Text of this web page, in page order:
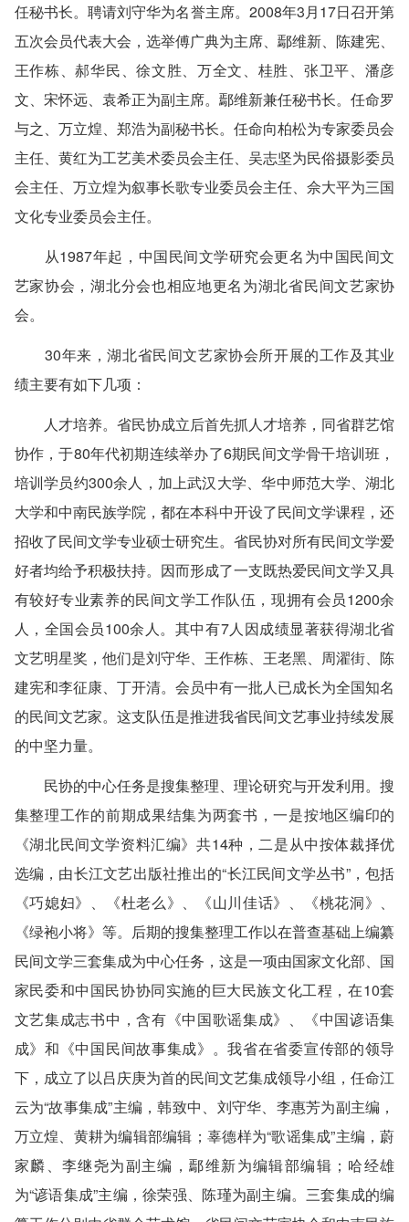
任秘书长。聘请刘守华为名誉主席。2008年3月17日召开第
五次会员代表大会，选举傅广典为主席、鄢维新、陈建宪、
王作栋、郝华民、徐文胜、万全文、桂胜、张卫平、潘彦
文、宋怀远、袁希正为副主席。鄢维新兼任秘书长。任命罗
与之、万立煌、郑浩为副秘书长。任命向柏松为专家委员会
主任、黄红为工艺美术委员会主任、吴志坚为民俗摄影委员
会主任、万立煌为叙事长歌专业委员会主任、佘大平为三国
文化专业委员会主任。
从1987年起，中国民间文学研究会更名为中国民间文
艺家协会，湖北分会也相应地更名为湖北省民间文艺家协
会。
30年来，湖北省民间文艺家协会所开展的工作及其业
绩主要有如下几项：
人才培养。省民协成立后首先抓人才培养，同省群艺馆
协作，于80年代初期连续举办了6期民间文学骨干培训班，
培训学员约300余人，加上武汉大学、华中师范大学、湖北
大学和中南民族学院，都在本科中开设了民间文学课程，还
招收了民间文学专业硕士研究生。省民协对所有民间文学爱
好者均给予积极扶持。因而形成了一支既热爱民间文学又具
有较好专业素养的民间文学工作队伍，现拥有会员1200余
人，全国会员100余人。其中有7人因成绩显著获得湖北省
文艺明星奖，他们是刘守华、王作栋、王老黑、周濯街、陈
建宪和李征康、丁开清。会员中有一批人已成长为全国知名
的民间文艺家。这支队伍是推进我省民间文艺事业持续发展
的中坚力量。
民协的中心任务是搜集整理、理论研究与开发利用。搜
集整理工作的前期成果结集为两套书，一是按地区编印的
《湖北民间文学资料汇编》共14种，二是从中按体裁择优
选编，由长江文艺出版社推出的“长江民间文学丛书”，包括
《巧媳妇》、《杜老么》、《山川佳话》、《桃花洞》、
《绿袍小将》等。后期的搜集整理工作以在普查基础上编纂
民间文学三套集成为中心任务，这是一项由国家文化部、国
家民委和中国民协协同实施的巨大民族文化工程，在10套
文艺集成志书中，含有《中国歌谣集成》、《中国谚语集
成》和《中国民间故事集成》。我省在省委宣传部的领导
下，成立了以吕庆庚为首的民间文艺集成领导小组，任命江
云为“故事集成”主编，韩致中、刘守华、李惠芳为副主编，
万立煌、黄耕为编辑部编辑；辜德样为“歌谣集成”主编，蔚
家麟、李继尧为副主编，鄢维新为编辑部编辑；哈经雄
为“谚语集成”主编，徐荣强、陈瑾为副主编。三套集成的编